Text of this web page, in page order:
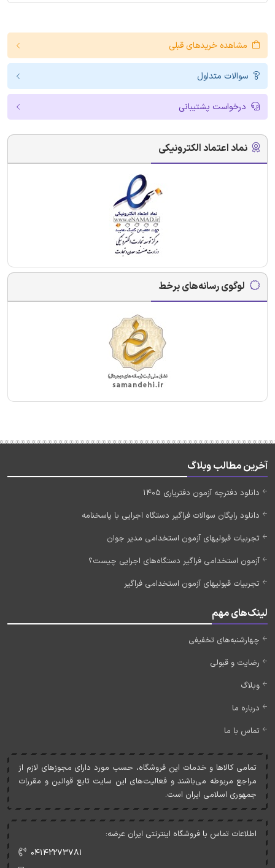
مشاهده خریدهای قبلی
سوالات متداول
درخواست پشتیبانی
نماد اعتماد الکترونیکی
لوگوی رسانه‌های برخط
آخرین مطالب وبلاگ
دانلود دفترچه آزمون دفتریاری 1405
دانلود رایگان سوالات فراگیر دستگاه اجرایی با پاسخنامه
تجربیات قبولیهای آزمون استخدامی مدیر جوان
آزمون استخدامی فراگیر دستگاه‌های اجرایی چیست؟
تجربیات قبولیهای آزمون استخدامی فراگیر
لینک‌های مهم
چهارشنبه‌های تخفیفی
رضایت و قبولی
وبلاگ
درباره ما
تماس با ما
تمامی کالاها و خدمات اين فروشگاه، حسب مورد دارای مجوزهای لازم از
مراجع مربوطه می‌باشند و فعاليت‌های اين سايت تابع قوانين و مقررات
جمهوری اسلامی ايران است.
اطلاعات تماس با فروشگاه اینترنتی ایران عرضه:
۰۴۱۴۲۲۷۳۷۸۱